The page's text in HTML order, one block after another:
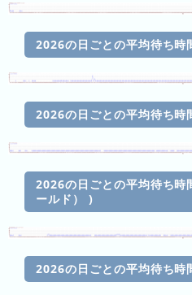
ン
グ
グ
昨
日
の
ン
キ
ン
グ
月
の
2026の日ごとの平均待ち時
2026の日ごとの平均待ち時
2026の日ごとの平均待ち
ールド） )
2026の日ごとの平均待ち時